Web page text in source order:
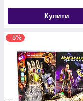
Купити
–8%